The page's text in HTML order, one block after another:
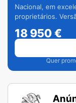
Nacional, em
proprietários.
18 950€
Quer